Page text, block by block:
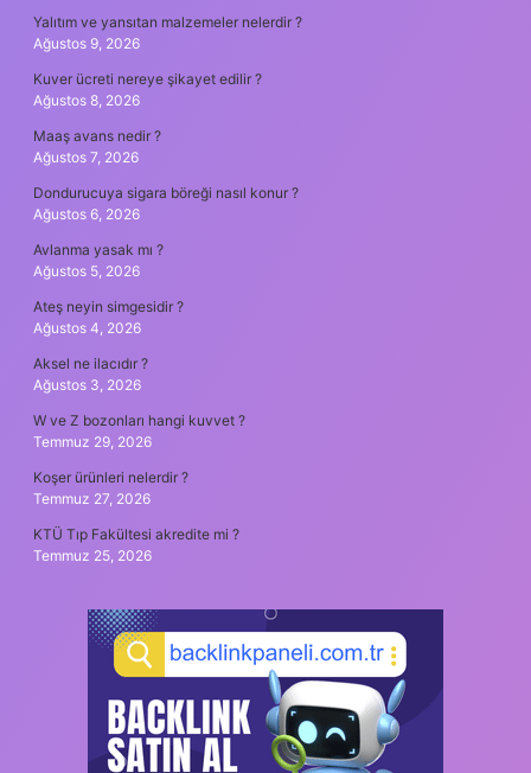
Yalıtım ve yansıtan malzemeler nelerdir ?
Ağustos 9, 2026
Kuver ücreti nereye şikayet edilir ?
Ağustos 8, 2026
Maaş avans nedir ?
Ağustos 7, 2026
Dondurucuya sigara böreği nasıl konur ?
Ağustos 6, 2026
Avlanma yasak mı ?
Ağustos 5, 2026
Ateş neyin simgesidir ?
Ağustos 4, 2026
Aksel ne ilacıdır ?
Ağustos 3, 2026
W ve Z bozonları hangi kuvvet ?
Temmuz 29, 2026
Koşer ürünleri nelerdir ?
Temmuz 27, 2026
KTÜ Tıp Fakültesi akredite mi ?
Temmuz 25, 2026